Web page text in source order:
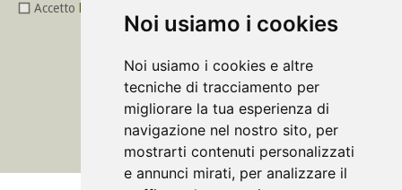
Noi usiamo i cookies
Noi usiamo i cookies e altre
tecniche di tracciamento per
migliorare la tua esperienza di
navigazione nel nostro sito, per
mostrarti contenuti personalizzati
e annunci mirati, per analizzare il
Accetto
Invia richiesta